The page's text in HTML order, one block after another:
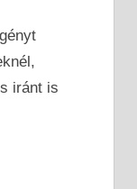
iránt is